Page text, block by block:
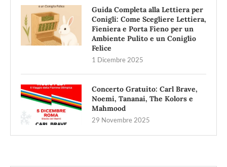
Guida Completa alla Lettiera per
Conigli: Come Scegliere Lettiera,
Fieniera e Porta Fieno per un
Ambiente Pulito e un Coniglio
Felice
1 Dicembre 2025
Concerto Gratuito: Carl Brave,
Noemi, Tananai, The Kolors e
Mahmood
29 Novembre 2025